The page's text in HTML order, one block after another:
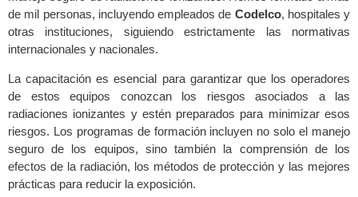
de mil personas, incluyendo empleados de Codelco, hospitales y
otras instituciones, siguiendo estrictamente las normativas
internacionales y nacionales.
La capacitación es esencial para garantizar que los operadores
de estos equipos conozcan los riesgos asociados a las
radiaciones ionizantes y estén preparados para minimizar esos
riesgos. Los programas de formación incluyen no solo el manejo
seguro de los equipos, sino también la comprensión de los
efectos de la radiación, los métodos de protección y las mejores
prácticas para reducir la exposición.